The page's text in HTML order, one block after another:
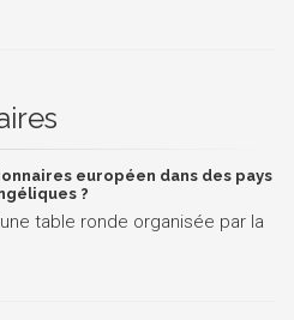
européen dans des pays
?
table ronde organisée par la